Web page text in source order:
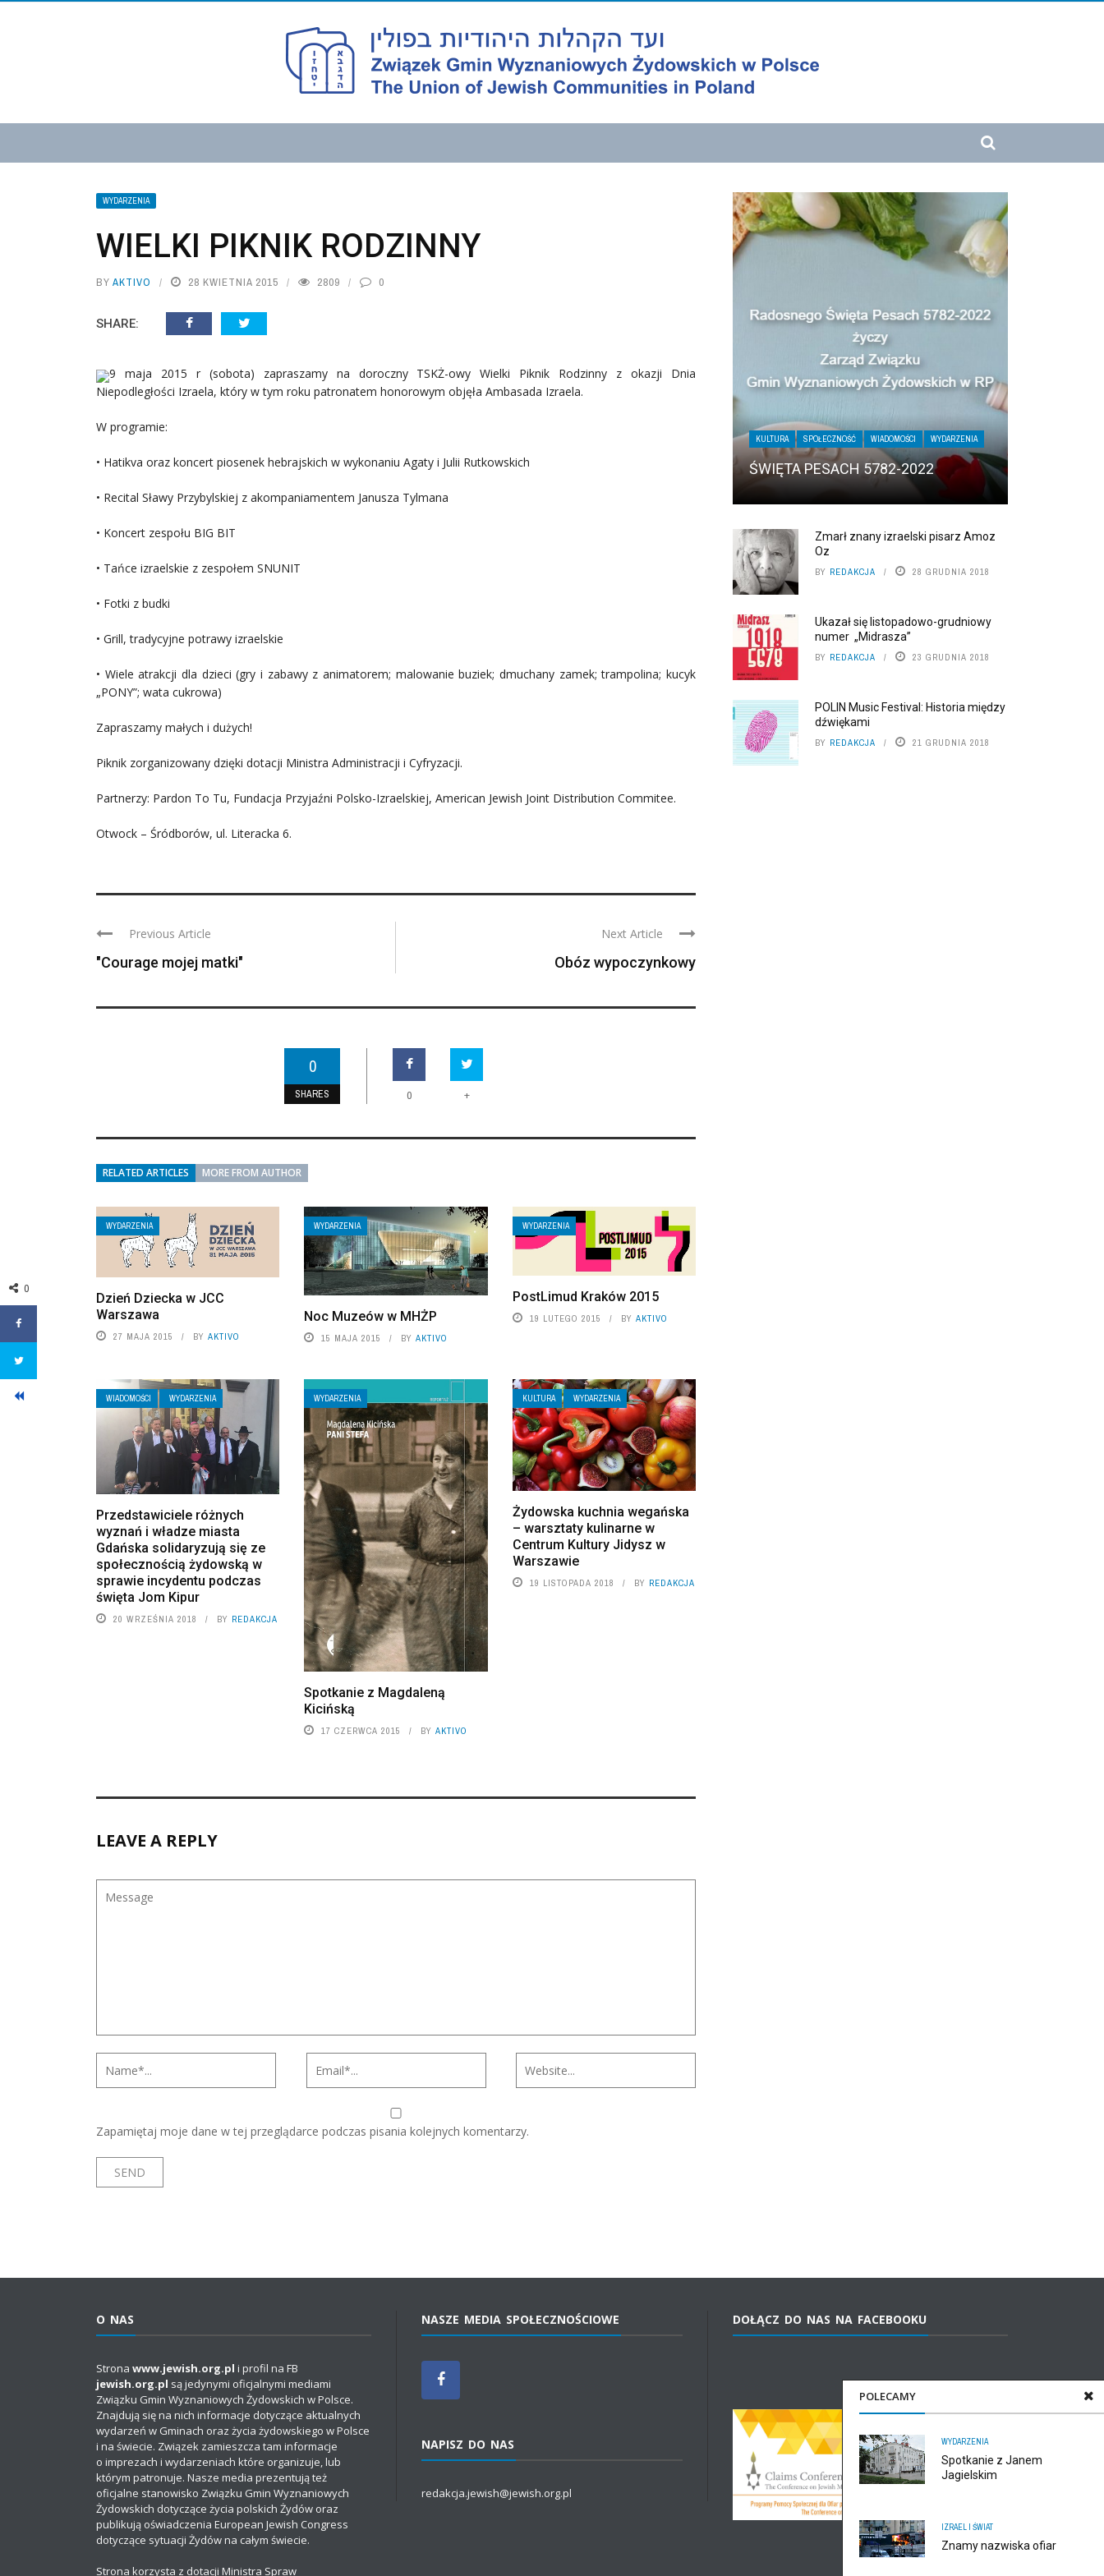
WYDARZENIA
WIELKI PIKNIK RODZINNY
BY AKTIVO 28 KWIETNIA 2015 2809 0
SHARE:
9 maja 2015 r (sobota) zapraszamy na doroczny TSKŻ-owy Wielki Piknik Rodzinny z okazji Dnia
Niepodległości Izraela, który w tym roku patronatem honorowym objęła Ambasada Izraela.
W programie:
• Hatikva oraz koncert piosenek hebrajskich w wykonaniu Agaty i Julii Rutkowskich
• Recital Sławy Przybylskiej z akompaniamentem Janusza Tylmana
• Koncert zespołu BIG BIT
• Tańce izraelskie z zespołem SNUNIT
• Fotki z budki
• Grill, tradycyjne potrawy izraelskie
• Wiele atrakcji dla dzieci (gry i zabawy z animatorem; malowanie buziek; dmuchany zamek; trampolina; kucyk
„PONY”; wata cukrowa)
Zapraszamy małych i dużych!
Piknik zorganizowany dzięki dotacji Ministra Administracji i Cyfryzacji.
Partnerzy: Pardon To Tu, Fundacja Przyjaźni Polsko-Izraelskiej, American Jewish Joint Distribution Commitee.
Otwock – Śródborów, ul. Literacka 6.
Previous Article
"Courage mojej matki"
Next Article
Obóz wypoczynkowy
0
SHARES 0 +
RELATED ARTICLES MORE FROM AUTHOR
WYDARZENIA
Dzień Dziecka w JCC
Warszawa
27 MAJA 2015 BY AKTIVO
WYDARZENIA
Noc Muzeów w MHŻP
15 MAJA 2015 BYAKTIVO
WYDARZENIA
PostLimud Kraków 2015
19 LUTEGO 2015 BY AKTIVO
WIADOMOŚCI WYDARZENIA
Przedstawiciele różnych
wyznań i władze miasta
Gdańska solidaryzują się ze
społecznością żydowską w
sprawie incydentu podczas
święta Jom Kipur
20 WRZEŚNIA 2018 BY REDAKCJA
WYDARZENIA
Spotkanie z Magdaleną
Kicińską
17 CZERWCA 2015 BYAKTIVO
KULTURA WYDARZENIA
Żydowska kuchnia wegańska
– warsztaty kulinarne w
Centrum Kultury Jidysz w
Warszawie
19 LISTOPADA 2018 BY REDAKCJA
LEAVE A REPLY
Zapamiętaj moje dane w tej przeglądarce podczas pisania kolejnych komentarzy.
0
POLECAMY
WYDARZENIA
Spotkanie z Janem
Jagielskim
IZRAEL I ŚWIAT
Znamy nazwiska ofiar
KULTURA SPOŁECZNOŚĆ WIADOMOŚCI WYDARZENIA
ŚWIĘTA PESACH 5782-2022
Zmarł znany izraelski pisarz Amoz
Oz
BY REDAKCJA 28 GRUDNIA 2018
Ukazał się listopadowo-grudniowy
numer „Midrasza”
BY REDAKCJA 23 GRUDNIA 2018
POLIN Music Festival: Historia między
dźwiękami
BY REDAKCJA 21 GRUDNIA 2018
O NAS
Strona www.jewish.org.pl i profil na FB
jewish.org.pl są jedynymi oficjalnymi mediami
Związku Gmin Wyznaniowych Żydowskich w Polsce.
Znajdują się na nich informacje dotyczące aktualnych
wydarzeń w Gminach oraz życia żydowskiego w Polsce
i na świecie. Związek zamieszcza tam informacje
o imprezach i wydarzeniach które organizuje, lub
którym patronuje. Nasze media prezentują też
oficjalne stanowisko Związku Gmin Wyznaniowych
Żydowskich dotyczące życia polskich Żydów oraz
publikują oświadczenia European Jewish Congress
dotyczące sytuacji Żydów na całym świecie.
Strona korzysta z dotacji Ministra Spraw
NASZE MEDIA SPOŁECZNOŚCIOWE
NAPISZ DO NAS
redakcja.jewish@jewish.org.pl
DOŁĄCZ DO NAS NA FACEBOOKU